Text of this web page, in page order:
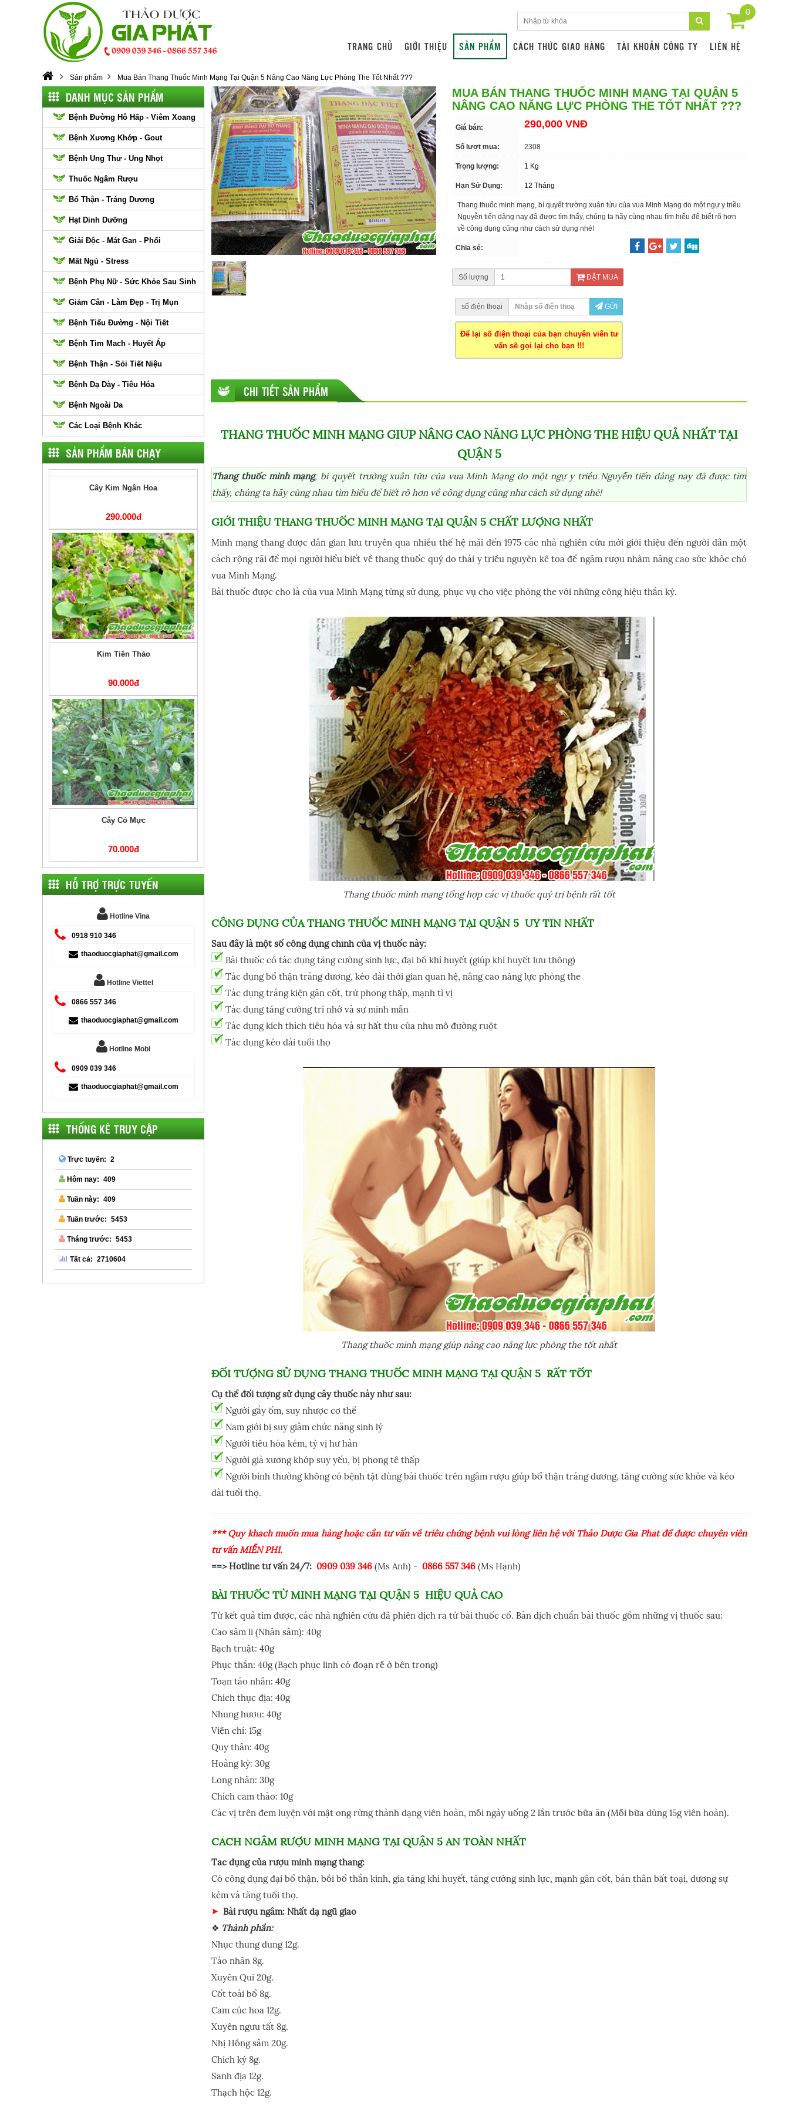
0
TRANG CHỦ GIỚI THIỆU SẢN PHẨM CÁCH THỨC GIAO HÀNG TÀI KHOẢN CÔNG TY LIÊN HỆ
Sản phẩm Mua Bán Thang Thuốc Minh Mạng Tại Quận 5 Nâng Cao Năng Lực Phòng The Tốt Nhất ???
MUA BÁN THANG THUỐC MINH MẠNG TẠI QUẬN 5
NÂNG CAO NĂNG LỰC PHÒNG THE TỐT NHẤT ???
Giá bán: 290,000 VNĐ
Số lượt mua: 2308
Trọng lượng: 1 Kg
Hạn Sử Dụng: 12 Tháng
Thang thuốc minh mạng, bí quyết trường xuân tửu của vua Minh Mạng do một ngự y triều
Nguyễn tiến dâng nay đã được tìm thấy, chúng ta hãy cùng nhau tìm hiểu để biết rõ hơn
về công dụng cũng như cách sử dụng nhé!
Chia sẻ:
Số lượng ĐẶT MUA
số điện thoại GỬI
Để lại số điện thoại của bạn chuyên viên tư
vấn sẽ gọi lại cho bạn !!!
CHI TIẾT SẢN PHẨM
THANG THUỐC MINH MẠNG GIÚP NÂNG CAO NĂNG LỰC PHÒNG THE HIỆU QUẢ NHẤT TẠI
QUẬN 5
Thang thuốc minh mạng, bí quyết trường xuân tửu của vua Minh Mạng do một ngự y triều Nguyễn tiến dâng nay đã được tìm
thấy, chúng ta hãy cùng nhau tìm hiểu để biết rõ hơn về công dụng cũng như cách sử dụng nhé!
GIỚI THIỆU THANG THUỐC MINH MẠNG TẠI QUẬN 5 CHẤT LƯỢNG NHẤT
Minh mạng thang được dân gian lưu truyên qua nhiều thế hệ mãi đến 1975 các nhà nghiên cứu mới giới thiệu đến người dân một
cách rộng rãi để mọi người hiểu biết về thang thuốc quý do thái y triều nguyên kê toa để ngâm rượu nhằm nâng cao sức khỏe chó
vua Minh Mạng.
Bài thuốc được cho là của vua Minh Mạng từng sử dụng, phục vụ cho việc phòng the với những công hiệu thần kỳ.
Thang thuốc minh mạng tổng hợp các vị thuốc quý trị bệnh rất tốt
CÔNG DỤNG CỦA THANG THUỐC MINH MẠNG TẠI QUẬN 5 UY TÍN NHẤT
Sau đây là một số công dụng chính của vị thuốc này:
Bài thuốc có tác dụng tăng cường sinh lực, đại bổ khí huyết (giúp khí huyết lưu thông)
Tác dụng bổ thận tráng dương, kéo dài thời gian quan hệ, nâng cao năng lực phòng the
Tác dụng tráng kiện gân cốt, trừ phong thấp, mạnh tì vị
Tác dụng tăng cường trí nhớ và sự minh mẫn
Tác dụng kích thích tiêu hóa và sự hất thu của nhu mô đường ruột
Tác dụng kéo dài tuổi thọ
Thang thuốc minh mạng giúp nâng cao năng lực phòng the tốt nhất
ĐỐI TƯỢNG SỬ DỤNG THANG THUỐC MINH MẠNG TẠI QUẬN 5 RẤT TỐT
Cụ thể đối tượng sử dụng cây thuốc này như sau:
Người gầy ốm, suy nhược cơ thể
Nam giới bị suy giảm chức năng sinh lý
Người tiêu hóa kém, tỳ vị hư hàn
Người già xương khớp suy yếu, bị phong tê thấp
Người bình thường không có bệnh tật dùng bài thuốc trên ngâm rượu giúp bổ thận tráng dương, tăng cường sức khỏe và kéo
dài tuổi thọ.
*** Quý khách muốn mua hàng hoặc cần tư vấn về triêu chứng bệnh vui lòng liên hệ với Thảo Dược Gia Phát để được chuyên viên
tư vấn MIỄN PHÍ.
==> Hotline tư vấn 24/7: 0909 039 346 (Ms Anh) - 0866 557 346 (Ms Hạnh)
BÀI THUỐC TỪ MINH MẠNG TẠI QUẬN 5 HIỆU QUẢ CAO
Từ kết quả tìm được, các nhà nghiên cứu đã phiên dịch ra từ bài thuốc cổ. Bản dịch chuẩn bài thuốc gồm những vị thuốc sau:
Cao sâm li (Nhân sâm): 40g
Bạch truật: 40g
Phục thần: 40g (Bạch phục linh có đoạn rễ ở bên trong)
Toạn táo nhân: 40g
Chích thục địa: 40g
Nhung hươu: 40g
Viễn chí: 15g
Quy thân: 40g
Hoàng kỳ: 30g
Long nhãn: 30g
Chích cam thảo: 10g
Các vị trên đem luyện với mật ong rừng thành dạng viên hoàn, mỗi ngày uống 2 lần trước bữa ăn (Mỗi bữa dùng 15g viên hoàn).
CÁCH NGÂM RƯỢU MINH MẠNG TẠI QUẬN 5 AN TOÀN NHẤT
Tác dụng của rượu minh mạng thang:
Có công dụng đại bổ thận, bồi bổ thần kinh, gia tăng khí huyết, tăng cường sinh lực, mạnh gân cốt, bán thân bất toại, dương sự
kém và tăng tuổi thọ.
Bài rượu ngâm: Nhất dạ ngũ giao
❖ Thành phần:
Nhục thung dung 12g.
Táo nhân 8g.
Xuyên Qui 20g.
Cốt toái bổ 8g.
Cam cúc hoa 12g.
Xuyên ngưu tất 8g.
Nhị Hồng sâm 20g.
Chích kỳ 8g.
Sanh địa 12g.
Thạch hộc 12g.
DANH MỤC SẢN PHẨM
Bệnh Đường Hô Hấp - Viêm Xoang
Bệnh Xương Khớp - Gout
Bệnh Ung Thư - Ung Nhọt
Thuốc Ngâm Rượu
Bổ Thận - Tráng Dương
Hạt Dinh Dưỡng
Giải Độc - Mát Gan - Phổi
Mất Ngủ - Stress
Bệnh Phụ Nữ - Sức Khỏe Sau Sinh
Giảm Cân - Làm Đẹp - Trị Mụn
Bệnh Tiểu Đường - Nội Tiết
Bệnh Tim Mach - Huyết Áp
Bệnh Thận - Sỏi Tiết Niệu
Bệnh Dạ Dày - Tiêu Hóa
Bệnh Ngoài Da
Các Loại Bệnh Khác
SẢN PHẨM BÁN CHẠY
Kim Tiền Thảo
Cây Cỏ Mực
HỖ TRỢ TRỰC TUYẾN
Hotline Vina
0918 910 346
thaoduocgiaphat@gmail.com
Hotline Viettel
0866 557 346
thaoduocgiaphat@gmail.com
Hotline Mobi
0909 039 346
thaoduocgiaphat@gmail.com
THỐNG KÊ TRUY CẬP
Trực tuyến: 2
Hôm nay: 409
Tuần này: 409
Tuần trước: 5453
Tháng trước: 5453
Tất cả: 2710604